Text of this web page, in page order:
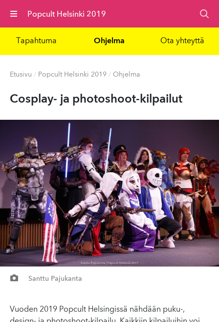
Valikko Popcult Helsinki 2019
Tapahtuma Ohjelma Ota yhteyttä
Etusivu / Popcult Helsinki 2019 / Ohjelma
Cosplay- ja photoshoot-kilpailut
Santtu Pajukanta
Vuoden 2019 Popcult Helsingissä nähdään puku-,